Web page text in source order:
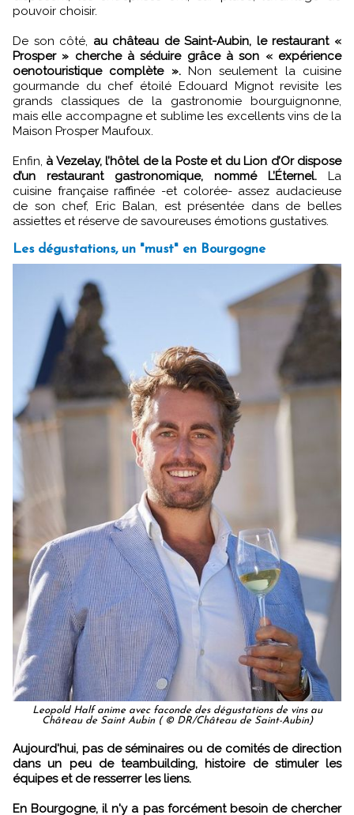
pouvoir choisir.
De son côté, au château de Saint-Aubin, le restaurant «
Prosper » cherche à séduire grâce à son « expérience
oenotouristique complète ».Non seulement la cuisine
gourmande du chef étoilé Edouard Mignot revisite les
grands classiques de la gastronomie bourguignonne,
mais elle accompagne et sublime les excellents vins de la
Maison Prosper Maufoux.
Enfin, à Vezelay, l’hôtel de la Poste et du Lion d’Or dispose
d’un restaurant gastronomique, nommé L’Éternel. La
cuisine française raffinée -et colorée- assez audacieuse
de son chef, Eric Balan, est présentée dans de belles
assiettes et réserve de savoureuses émotions gustatives.
Les dégustations, un "must" en Bourgogne
Leopold Half anime avec faconde des dégustations de vins au
Château de Saint Aubin ( © DR/Château de Saint-Aubin)
Aujourd'hui, pas de séminaires ou de comités de direction
dans un peu de teambuilding, histoire de stimuler les
équipes et de resserrer les liens.
En Bourgogne, il n'y a pas forcément besoin de chercher